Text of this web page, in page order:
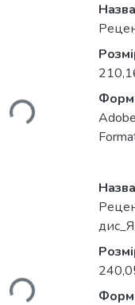
Вантажиться...
Вантажиться...